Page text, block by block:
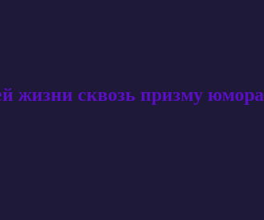
сквозь призму юмора